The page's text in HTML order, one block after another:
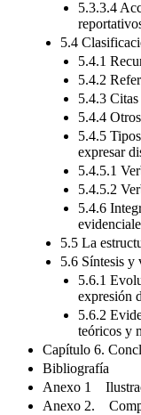
5.3.3.4
5.4
5.4.1
5.4.2
5.4.3
5.4.4
5.4.5
expresar
5.4.5.1
5.4.5.2
5.4.6
5.5 La
5.6 Síntesis y
5.6.1
expresión
5.6.2
teóricos y
Capítulo 6.
Bibliografía
Anexo 1
Anexo 2.